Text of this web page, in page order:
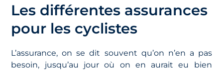
Les différentes assurances
pour les cyclistes
L’assurance, on se dit souvent qu’on n’en a pas
besoin, jusqu’au jour où on en aurait eu bien